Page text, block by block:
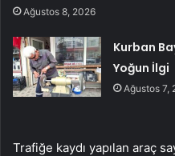
Ağustos 8, 2026
Kurban
Yoğun İlgi
Ağustos 7,
Trafiğe kaydı yapılan araç